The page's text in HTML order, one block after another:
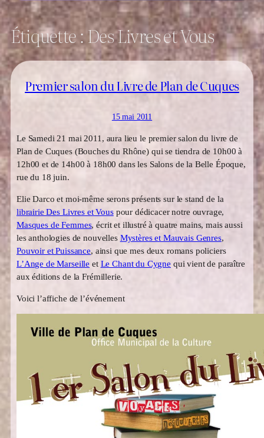
Étiquette :Des Livres et Vous
Premier salon du Livre de Plan de Cuques
15 mai 2011
Le Samedi 21 mai 2011, aura lieu le premier salon du livre de
Plan de Cuques (Bouches du Rhône) qui se tiendra de 10h00 à
12h00 et de 14h00 à 18h00 dans les Salons de la Belle Époque,
rue du 18 juin.
Elie Darco et moi-même serons présents sur le stand de la
librairie Des Livres et Vouspour dédicacer notre ouvrage,
Masques de Femmes, écrit et illustré à quatre mains, mais aussi
les anthologies de nouvelles Mystères et Mauvais Genres,
Pouvoir et Puissance, ainsi que mes deux romans policiers
L’Ange de Marseille et Le Chant du Cygne qui vient de paraître
aux éditions de la Frémillerie.
Voici l’affiche de l’événement